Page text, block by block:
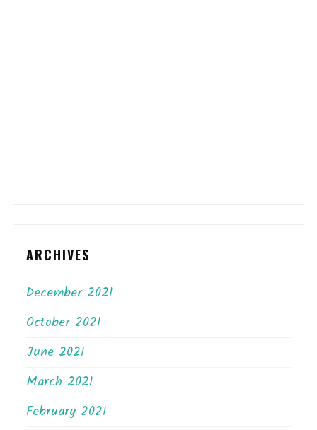
ARCHIVES
December 2021
October 2021
June 2021
March 2021
February 2021